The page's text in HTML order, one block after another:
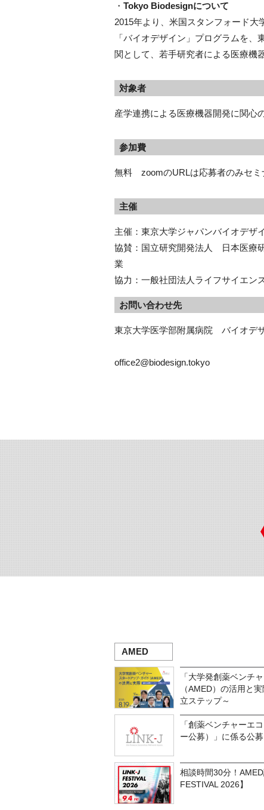
・ Tokyo Biodesignについて
2015年より、米国スタンフォード大
「バイオデザイン」プログラムを
関として、若手研究者による医療機
対象者
産学連携による医療機器開発に関心
参加費
無料 zoomのURLは応募者のみセミ
主催
主催：東京大学ジャパンバイオデザ
協賛：国立研究開発法人 日本医療
業
協力：一般社団法人ライフサイエン
お問い合わせ先
東京大学医学部附属病院　バイオデ
office2@biodesign.tokyo
AMED
「大学発創薬ベンチ
（AMED）の活用と
立ステップ～
「創薬ベンチャーエ
ー公募）」に係る公
相談時間30分！
FESTIVAL 2026】